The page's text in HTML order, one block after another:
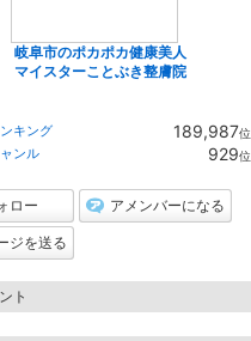
岐阜市のポカポカ健康美人
マイスターことぶき整膚院
キング 189,987位
ンル 929位
ロー アメンバーになる
ジを送る
ト